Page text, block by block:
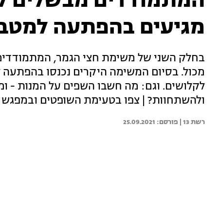
מגיעים בהפתעה
בחלק השני של משימת חצי הגמר,
מכול. בסיום המשימה היקרים נכנסו
לקלושים. וגם: מה חשבו השפים על המנות -
ולהשתחוות? | צפו בטעימת השופטים
רשת 13 | 25.09.2021